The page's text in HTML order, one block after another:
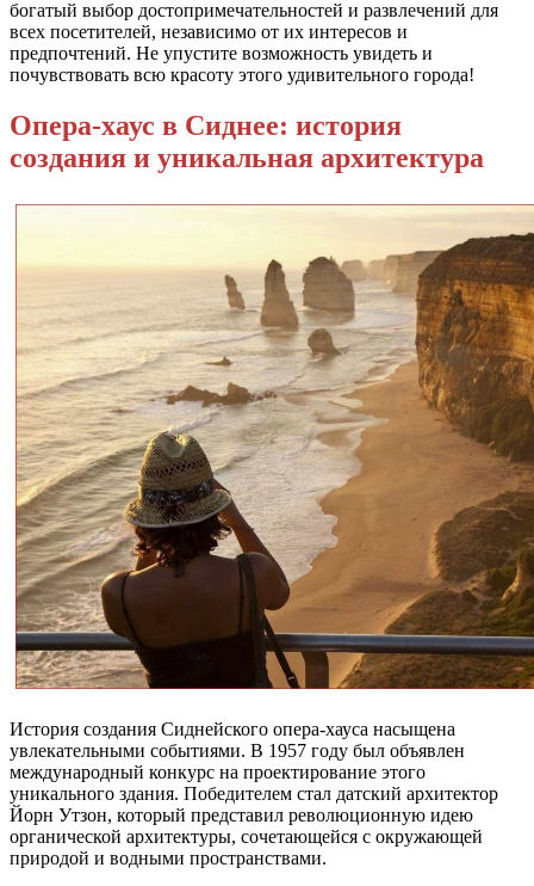
богатый выбор достопримечательностей и развлечений для
всех посетителей, независимо от их интересов и
предпочтений. Не упустите возможность увидеть и
почувствовать всю красоту этого удивительного города!
Опера-хаус в Сиднее: история
создания и уникальная архитектура
История создания Сиднейского опера-хауса насыщена
увлекательными событиями. В 1957 году был объявлен
международный конкурс на проектирование этого
уникального здания. Победителем стал датский архитектор
Йорн Утзон, который представил революционную идею
органической архитектуры, сочетающейся с окружающей
природой и водными пространствами.